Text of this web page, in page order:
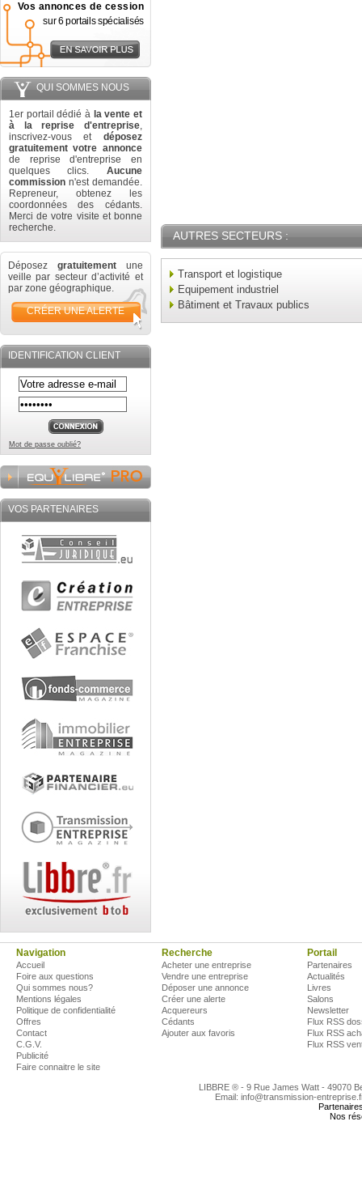
Vos annonces de cession
sur 6 portails spécialisés
QUI SOMMES NOUS
1er portail dédié à la vente et
à la reprise d'entreprise,
inscrivez-vous et déposez
gratuitement votre annonce
de reprise d'entreprise en
quelques clics. Aucune
commission n'est demandée.
Repreneur, obtenez les
coordonnées des cédants.
Merci de votre visite et bonne
recherche.
Déposez gratuitement une
veille par secteur d’activité et
par zone géographique.
CRÉER UNE ALERTE
IDENTIFICATION CLIENT
Mot de passe oublié?
VOS PARTENAIRES
AUTRES SECTEURS :
Transport et logistique
Equipement industriel
Bâtiment et Travaux publics
Navigation
Accueil
Foire aux questions
Qui sommes nous?
Mentions légales
Politique de confidentialité
Offres
Contact
C.G.V.
Publicité
Faire connaitre le site
Recherche
Acheter une entreprise
Vendre une entreprise
Déposer une annonce
Créer une alerte
Acquereurs
Cédants
Ajouter aux favoris
Portail
Partenaires
Actualités
Livres
Salons
Newsletter
Flux RSS
Flux RSS
Flux RSS
LIBBRE ® - 9 Rue James Watt - 49070
Email: info@transmission-
Nos